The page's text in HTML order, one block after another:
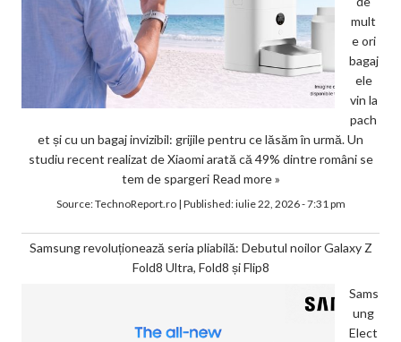
mult
e ori
bagaj
ele
vin la
pach
et și cu un bagaj invizibil: grijile pentru ce lăsăm în urmă. Un
studiu recent realizat de Xiaomi arată că 49% dintre români se
tem de spargeri Read more »
Source:TechnoReport.ro| Published:iulie 22, 2026 - 7:31 pm
Samsung revoluționează seria pliabilă: Debutul noilor Galaxy Z
Fold8 Ultra, Fold8 și Flip8
Sams
ung
Elect